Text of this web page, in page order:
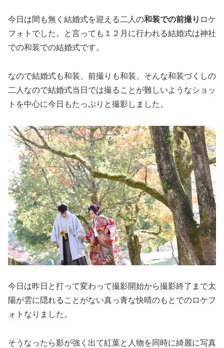
今日は間も無く結婚式を迎える二人の和装での前撮り ロケ
フォトでした。と言っても１２月に行われる結婚式は神社
での和装での結婚式です。
なので結婚式も和装、前撮りも和装、そんな和装づくしの
二人なので結婚式当日では撮ることが難しいようなショッ
トを中心に今日もたっぷりと撮影しました。
今日は昨日と打って変わって撮影開始から撮影終了まで太
陽が雲に隠れることがない真っ青な快晴のもとでのロケフ
ォトなりました。
そうなったら影が強く出て紅葉と人物を同時に綺麗に写真